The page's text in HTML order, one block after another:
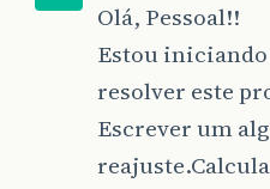
Olá, Pessoal!!
Estou iniciando
resolver este
Escrever um